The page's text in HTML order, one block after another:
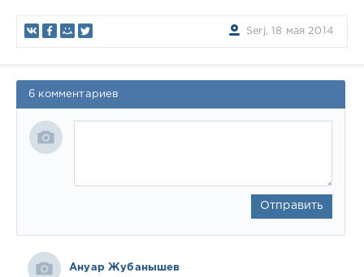
Serj, 18 мая 2014
6 комментариев
Отправить
Ануар Жубанышев